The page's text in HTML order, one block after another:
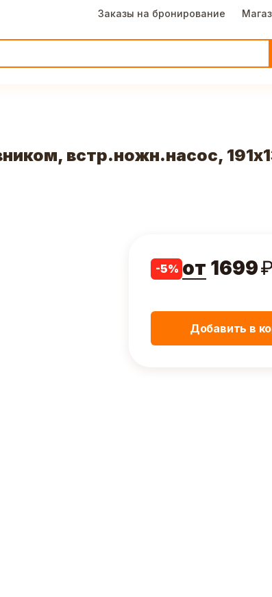
Заказы на бронирование
встр.ножн.насос,
-5% от 1699₽
Добавить в